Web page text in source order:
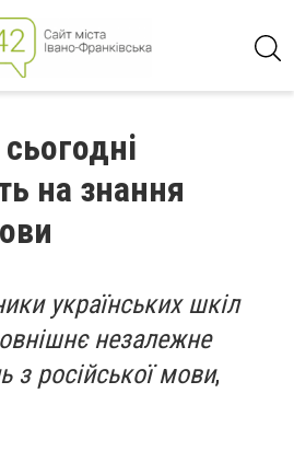
сьогодні
на знання
українських шкіл
незалежне
з російської мови,